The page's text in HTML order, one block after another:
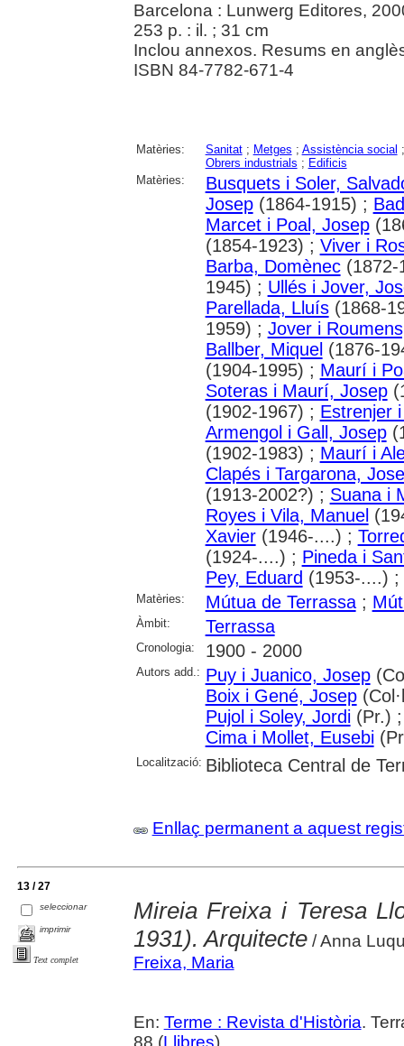
Barcelona : Lunwerg Editores,
253 p. : il. ; 31 cm
Inclou annexos. Resums en
ISBN 84-7782-671-4
Matèries: Sanitat; Metges ; Assistència social
Obrers industrials ; Edificis
Matèries:
Busquets i Soler,
Josep(1864-1915) ;
Marcet i Poal, Josep
(1854-1923) ; Viver i
Barba, Domènec(1872-
1945) ; Ullés i Jover,
Parellada, Lluís(1868-
1959) ; Jover i
Ballber, Miquel (1876-
(1904-1995) ; Maurí i
Soteras i Maurí, Josep
(1902-1967) ; Estrenjer
Armengol i Gall, Josep
(1902-1983) ; Maurí i
Clapés i Targarona,
(1913-2002?) ; Suana i
Royes i Vila, Manuel
Xavier(1946-....) ;
(1924-....) ; Pineda i
Pey, Eduard (1953-....) ;
Matèries: Mútua de Terrassa;
Àmbit: Terrassa
Cronologia: 1900 - 2000
Autors add.: Puy i Juanico, Josep
Boix i Gené, Josep
Pujol i Soley, Jordi(Pr.)
Cima i Mollet, Eusebi
Localització: Biblioteca Central de
Enllaç permanent a aquest
13 / 27
seleccionar
imprimir
Text complet
Mireia Freixa i Teresa
1931). Arquitecte/ Anna
Freixa, Maria
En: Terme : Revista d'Història.